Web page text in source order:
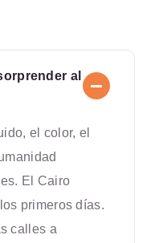
al
el color, el
El Cairo
primeros días.
calles a